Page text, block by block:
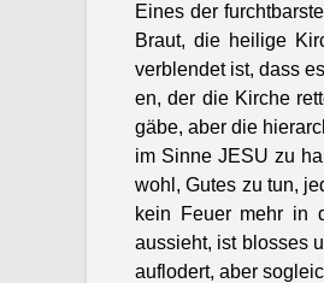
Eines der
Braut, die heilige
verblendet ist, dass
en, der die Kirche
gäbe, aber die
im Sinne JESU zu
wohl, Gutes zu tun,
kein Feuer mehr in
aussieht, ist bloss­es
auflodert, aber